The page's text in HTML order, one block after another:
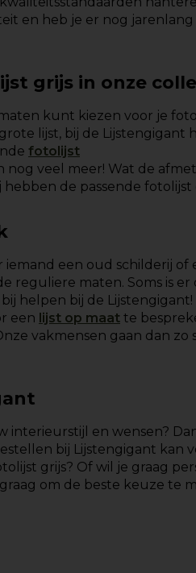
en heb je er nog jarenlang
grijs in onze
kunt kiezen voor je
lijst, bij de Lijstengigant
fotolijst
nog veel meer! Wat de
de passende fotolijst
een oud schilderij of
reguliere maten. Soms is er
helpen bij de Lijstengigant!
een lijst op maat te
vakmensen gaan dan zo
interieurstijl en wensen?
bij Lijstengigant kan
grijs? Of wil je graag
om de beste keuze te